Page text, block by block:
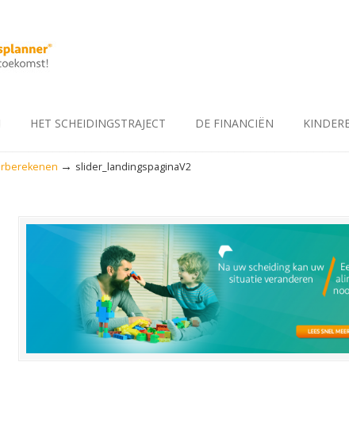
HET SCHEIDINGSTRAJECT DE FINANCIËN
→ slider_landingspaginaV2